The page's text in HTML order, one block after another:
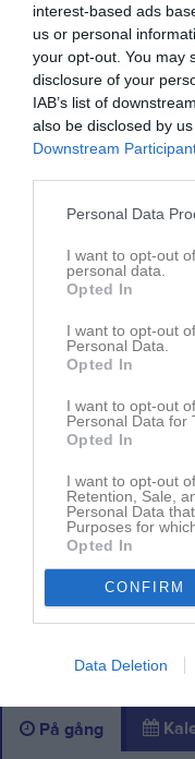
interest-based ads
us or personal
your opt-out. You may
disclosure of your
IAB’s list of
also be disclosed by
Downstream
Personal Data
I want to opt-out
personal data.
Opted In
I want to opt-out
Personal Data.
Opted In
I want to opt-out
Personal Data for
Opted In
I want to opt-out
Retention, Sale,
Personal Data
Purposes for
Opted In
CONFIRM
Data Deletion
Ingen video uppladdad
Logga in och ladda upp ert
Senast uppdaterade
Logga in som administratör
På gång